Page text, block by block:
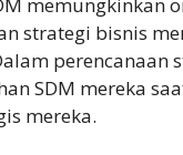
strategi bisnis
perencanaan
SDM mereka
mereka.